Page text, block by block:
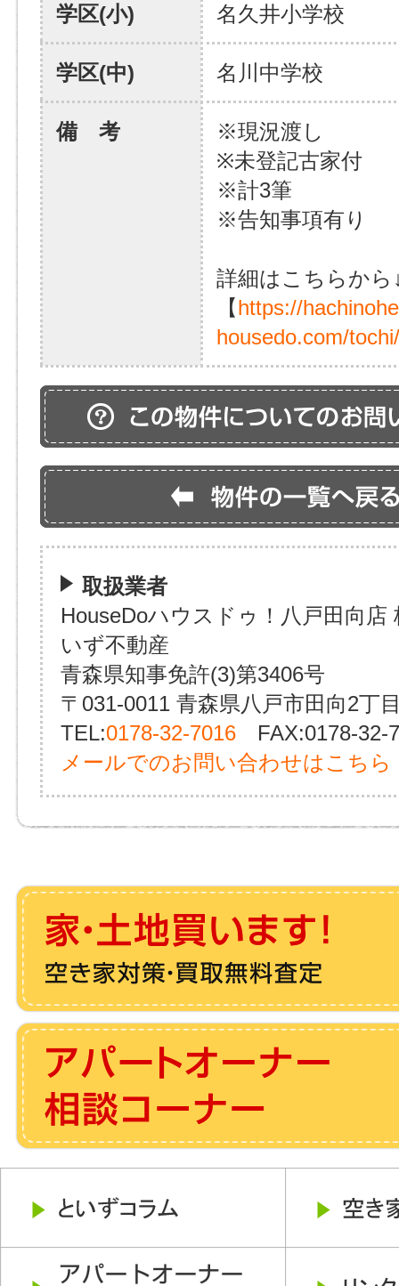
学区(小) 名久井小学校
学区(中) 名川中学校
備 考
※現況渡し
※未登記古家付
※計3筆
※告知事項有り
詳細はこちらから
【https://
housedo.com/
取扱業者
HouseDoハウスドゥ！八戸田向店
いず不動産
青森県知事免許(3)第3406号
〒031-0011 青森県八戸市田向2丁
TEL:0178-32-7016 FAX:0178-32-
メールでのお問い合わせはこちら